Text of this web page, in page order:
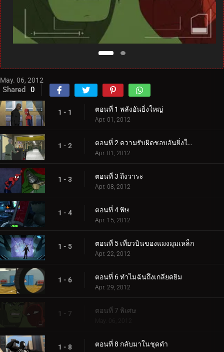
May. 06, 2012
Shared 0
1 - 1 ตอนที่ 1 พลังอันยิ่งใหญ่
Apr. 01, 2012
1 - 2 ตอนที่ 2 ความรับผิดชอบอันยิ่งใหญ่
Apr. 01, 2012
1 - 3 ตอนที่ 3 ถึงวาระ
Apr. 08, 2012
1 - 4 ตอนที่ 4 พิษ
Apr. 15, 2012
1 - 5 ตอนที่ 5 เที่ยวบินของแมงมุมเหล็ก
Apr. 22, 2012
1 - 6 ตอนที่ 6 ทำไมฉันถึงเกลียดยิม
Apr. 29, 2012
1 - 7 ตอนที่ 7 พิเศษ
May. 06, 2012
1 - 8 ตอนที่ 8 กลับมาในชุดดำ